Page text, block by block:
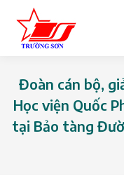
Đoàn cán bộ,
Học viện Quốc
tại Bảo tàng